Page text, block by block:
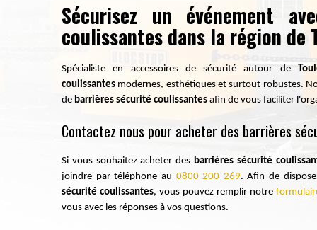
Sécurisez un événement
coulissantes dans la région de
Spécialiste en accessoires de sécurité autour de
coulissantes modernes, esthétiques et surtout robustes.
de barrières sécurité coulissantes afin de vous faciliter
Contactez nous pour acheter des barrières
Si vous souhaitez acheter desbarrières sécurité
joindre par téléphone au 0800 200 269. Afin de
sécurité coulissantes, vous pouvez remplir notre
vous avec les réponses à vos questions.